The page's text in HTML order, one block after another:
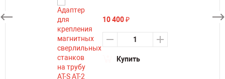
10 400₽
Купить